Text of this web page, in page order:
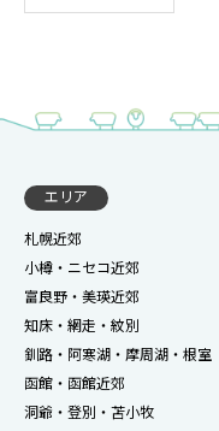
エリア
札幌近郊
小樽・ニセコ近郊
富良野・美瑛近郊
知床・網走・紋別
釧路・阿寒湖・摩周湖・根室
函館・函館近郊
洞爺・登別・苫小牧